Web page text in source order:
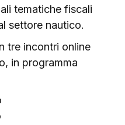
tematiche fiscali
settore nautico.
tre incontri online
in programma